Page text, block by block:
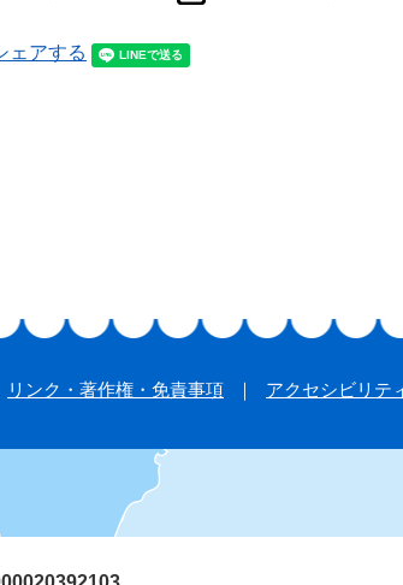
ェアする
リンク・著作権・免責事項 アクセシビリテ